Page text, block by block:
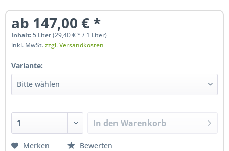
ab 147,00 € *
Inhalt:5 Liter (29,40 € * / 1 Liter)
inkl. MwSt.zzgl. Versandkosten
Variante:
In den Warenkorb
Hinzugefügt
Merken Bewerten